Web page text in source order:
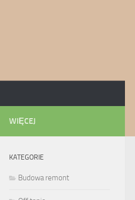
WIĘCEJ
KATEGORIE
Budowa remont